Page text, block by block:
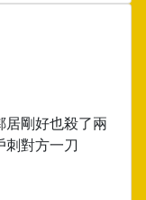
居剛好也殺了兩
刺對方一刀